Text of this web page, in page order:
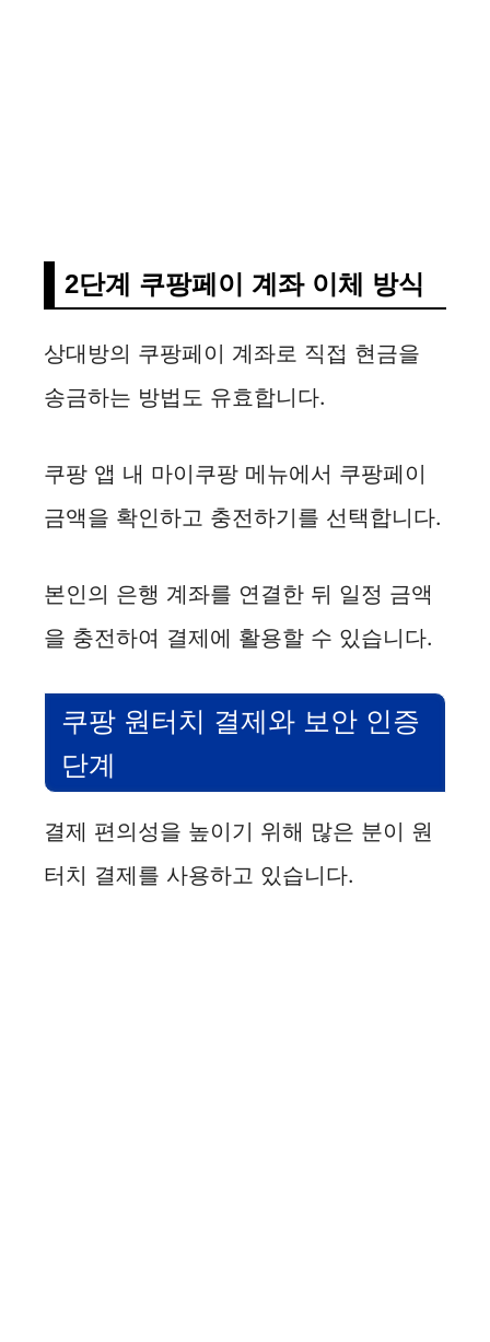
2단계 쿠팡페이 계좌 이체 방식
상대방의 쿠팡페이 계좌로 직접 현금을
송금하는 방법도 유효합니다.
쿠팡 앱 내 마이쿠팡 메뉴에서 쿠팡페이
금액을 확인하고 충전하기를 선택합니다.
본인의 은행 계좌를 연결한 뒤 일정 금액
을 충전하여 결제에 활용할 수 있습니다.
쿠팡 원터치 결제와 보안 인증
단계
결제 편의성을 높이기 위해 많은 분이 원
터치 결제를 사용하고 있습니다.